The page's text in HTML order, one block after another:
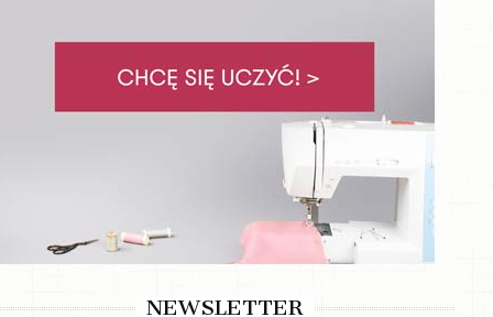
NEWSLETTER